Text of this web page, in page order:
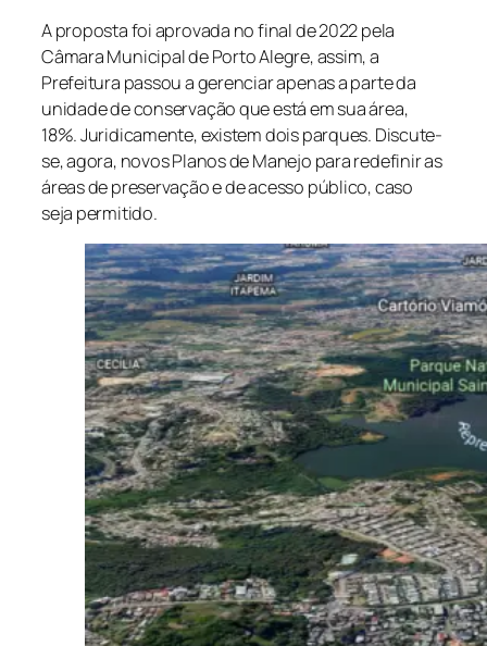
A proposta foi aprovada no final de 2022 pela
Câmara Municipal de Porto Alegre, assim, a
Prefeitura passou a gerenciar apenas a parte da
unidade de conservação que está em sua área,
18%. Juridicamente, existem dois parques. Discute-
se, agora, novos Planos de Manejo para redefinir as
áreas de preservação e de acesso público, caso
seja permitido.